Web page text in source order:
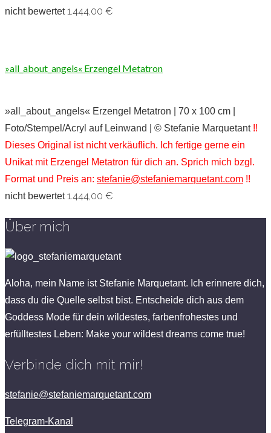
nicht bewertet 1.444,00 €
»all_about_angels« Erzengel Metatron
»all_about_angels« Erzengel Metatron | 70 x 100 cm |
Foto/Stempel/Acryl auf Leinwand | © Stefanie Marquetant !!
Dieses Original ist nicht verkäuflich. Ich fertige gerne ein
Unikat mit Erzengel Metatron für dich an. Sprich mich bzgl.
Format und Preis an: stefanie@stefaniemarquetant.com !!
nicht bewertet 1.444,00 €
Über mich
Aloha, mein Name ist Stefanie Marquetant. Ich erinnere dich,
dass du die Quelle selbst bist. Entscheide dich aus dem
Goddess Mode für dein wildestes, farbenfrohestes und
erfülltestes Leben: Make your wildest dreams come true!
Verbinde dich mit mir!
stefanie@stefaniemarquetant.com
Telegram-Kanal